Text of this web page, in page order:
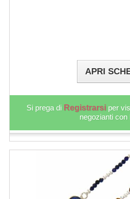
APRI
Si prega di Registrarsi per
negozianti con